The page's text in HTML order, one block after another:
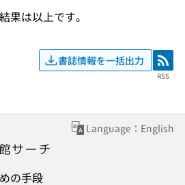
果は以上です。
書誌情報を一括出力 RSS
RSS
Language：English
の手段